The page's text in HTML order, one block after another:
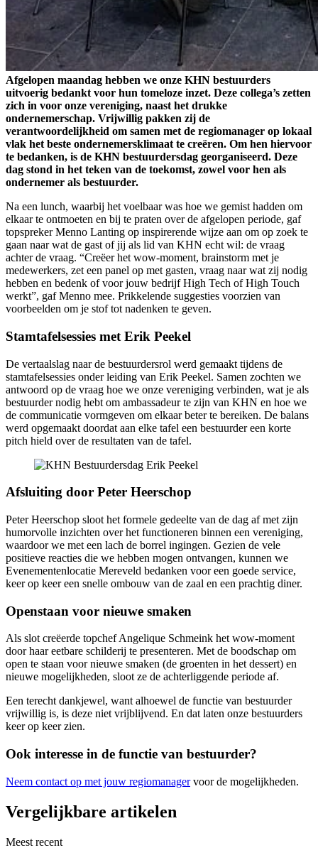
Afgelopen maandag hebben we onze KHN bestuurders
uitvoerig bedankt voor hun tomeloze inzet. Deze collega’s zetten
zich in voor onze vereniging, naast het drukke
ondernemerschap. Vrijwillig pakken zij de
verantwoordelijkheid om samen met de regiomanager op lokaal
vlak het beste ondernemersklimaat te creëren. Om hen hiervoor
te bedanken, is de KHN bestuurdersdag georganiseerd. Deze
dag stond in het teken van de toekomst, zowel voor hen als
ondernemer als bestuurder.
Na een lunch, waarbij het voelbaar was hoe we gemist hadden om
elkaar te ontmoeten en bij te praten over de afgelopen periode, gaf
topspreker Menno Lanting op inspirerende wijze aan om op zoek te
gaan naar wat de gast of jij als lid van KHN echt wil: de vraag
achter de vraag. “Creëer het wow-moment, brainstorm met je
medewerkers, zet een panel op met gasten, vraag naar wat zij nodig
hebben en bedenk of voor jouw bedrijf High Tech of High Touch
werkt”, gaf Menno mee. Prikkelende suggesties voorzien van
voorbeelden om je stof tot nadenken te geven.
Stamtafelsessies met Erik Peekel
De vertaalslag naar de bestuurdersrol werd gemaakt tijdens de
stamtafelsessies onder leiding van Erik Peekel. Samen zochten we
antwoord op de vraag hoe we onze vereniging verbinden, wat je als
bestuurder nodig hebt om ambassadeur te zijn van KHN en hoe we
de communicatie vormgeven om elkaar beter te bereiken. De balans
werd opgemaakt doordat aan elke tafel een bestuurder een korte
pitch hield over de resultaten van de tafel.
Afsluiting door Peter Heerschop
Peter Heerschop sloot het formele gedeelte van de dag af met zijn
humorvolle inzichten over het functioneren binnen een vereniging,
waardoor we met een lach de borrel ingingen. Gezien de vele
positieve reacties die we hebben mogen ontvangen, kunnen we
Evenementenlocatie Mereveld bedanken voor een goede service,
keer op keer een snelle ombouw van de zaal en een prachtig diner.
Openstaan voor nieuwe smaken
Als slot creëerde topchef Angelique Schmeink het wow-moment
door haar eetbare schilderij te presenteren. Met de boodschap om
open te staan voor nieuwe smaken (de groenten in het dessert) en
nieuwe mogelijkheden, sloot ze de achterliggende periode af.
Een terecht dankjewel, want alhoewel de functie van bestuurder
vrijwillig is, is deze niet vrijblijvend. En dat laten onze bestuurders
keer op keer zien.
Ook interesse in de functie van bestuurder?
Neem contact op met jouw regiomanagervoor de mogelijkheden.
Vergelijkbare artikelen
Meest recent